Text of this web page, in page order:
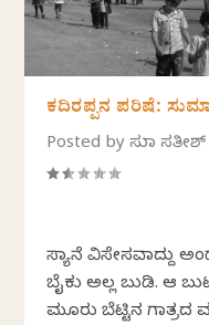
ಕದಿರಪ್ಪನ ಪರಿಷೆ:
Posted byಸುಮಾ ಸತೀಶ್
ಸ್ಯಾನೆ ವಿಸೇಸವಾದ್ದು
ಬೈಕು ಅಲ್ಲ ಬುಡಿ. ಆ
ಮೂರು ಬೆಟ್ಟಿನ ಗಾತ್ರದ